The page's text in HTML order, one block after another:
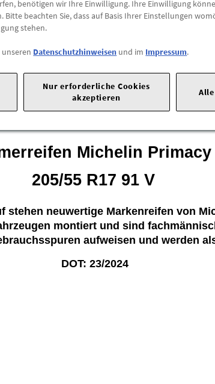
Michelin Primacy
205/55 R17 91 V
stehen neuwertige Markenreifen von
montiert und sind
aufweisen und werden
DOT: 23/2024
benötigen wir Ihre Einwilligung. Ihre Einwilligung
beachten Sie, dass auf Basis Ihrer Einstellungen
stehen.
Datenschutzhinweisen und im Impressum.
Nur erforderliche Cookies
akzeptieren